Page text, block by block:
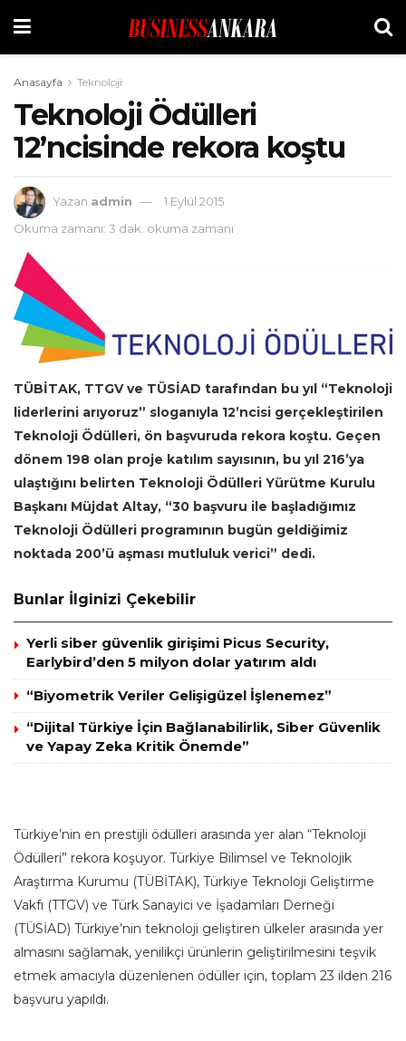
Anasayfa Teknoloji
Teknoloji Ödülleri
12’ncisinde rekora koştu
Yazan admin
1 Eylül 2015
Okuma zamanı: 3 dak. okuma zamanı
TÜBİTAK, TTGV ve TÜSİAD tarafından bu yıl “Teknoloji
liderlerini arıyoruz” sloganıyla 12’ncisi gerçekleştirilen
Teknoloji Ödülleri, ön başvuruda rekora koştu. Geçen
dönem 198 olan proje katılım sayısının, bu yıl 216’ya
ulaştığını belirten Teknoloji Ödülleri Yürütme Kurulu
Başkanı Müjdat Altay, “30 başvuru ile başladığımız
Teknoloji Ödülleri programının bugün geldiğimiz
noktada 200’ü aşması mutluluk verici” dedi.
Bunlar İlginizi Çekebilir
Yerli siber güvenlik girişimi Picus Security,
Earlybird’den 5 milyon dolar yatırım aldı
“Biyometrik Veriler Gelişigüzel İşlenemez”
“Dijital Türkiye İçin Bağlanabilirlik, Siber Güvenlik
ve Yapay Zeka Kritik Önemde”
Türkiye’nin en prestijli ödülleri arasında yer alan “Teknoloji
Ödülleri” rekora koşuyor. Türkiye Bilimsel ve Teknolojik
Araştırma Kurumu (TÜBİTAK), Türkiye Teknoloji Geliştirme
Vakfı (TTGV) ve Türk Sanayici ve İşadamları Derneği
(TÜSİAD) Türkiye’nin teknoloji geliştiren ülkeler arasında yer
almasını sağlamak, yenilikçi ürünlerin geliştirilmesini teşvik
etmek amacıyla düzenlenen ödüller için, toplam 23 ilden 216
başvuru yapıldı.